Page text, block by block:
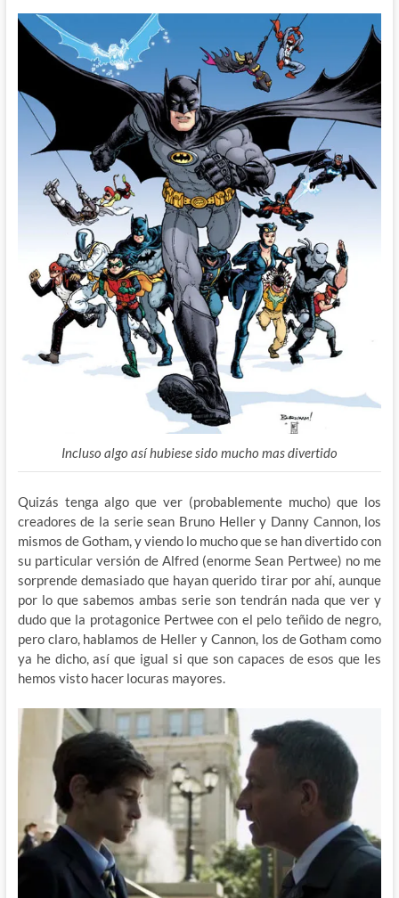
Incluso algo así hubiese sido mucho mas divertido
Quizás tenga algo que ver (probablemente mucho) que los
creadores de la serie sean Bruno Heller y Danny Cannon, los
mismos de Gotham, y viendo lo mucho que se han divertido con
su particular versión de Alfred (enorme Sean Pertwee) no me
sorprende demasiado que hayan querido tirar por ahí, aunque
por lo que sabemos ambas serie son tendrán nada que ver y
dudo que la protagonice Pertwee con el pelo teñido de negro,
pero claro, hablamos de Heller y Cannon, los de Gotham como
ya he dicho, así que igual si que son capaces de esos que les
hemos visto hacer locuras mayores.